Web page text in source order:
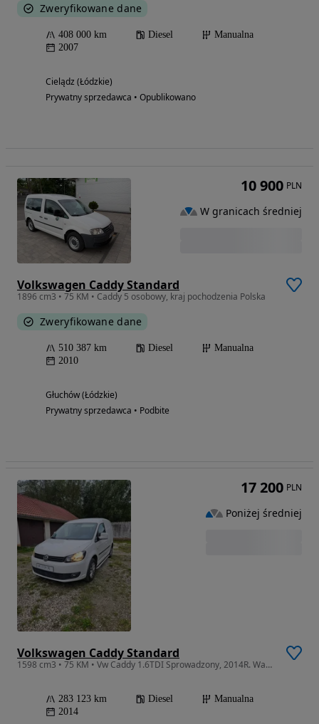
Zweryfikowane dane
408 000 km Diesel
Manualna
2007
Cielądz (Łódzkie)
Prywatny sprzedawca • Opublikowano
Volkswagen Caddy Standard
1896 cm3 • 75 KM • Caddy 5 osobowy, kraj pochodzenia Polska
Zweryfikowane dane
510 387 km Diesel
Manualna
2010
Głuchów (Łódzkie)
Prywatny sprzedawca • Podbite
10 900 PLN
W granicach średniej
Volkswagen Caddy Standard
1598 cm3 • 75 KM • Vw Caddy 1.6TDI Sprowadzony, 2014R. Warty uwagi
283 123 km Diesel
Manualna
2014
17 200 PLN
Poniżej średniej